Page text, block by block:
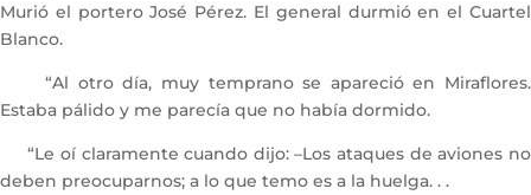
Murió el portero José Pérez. El general durmió en el Cuartel
Blanco.
“Al otro día, muy temprano se apareció en Miraflores.
Estaba pálido y me parecía que no había dormido.
“Le oí claramente cuando dijo: –Los ataques de aviones no
deben preocuparnos; a lo que temo es a la huelga. . .